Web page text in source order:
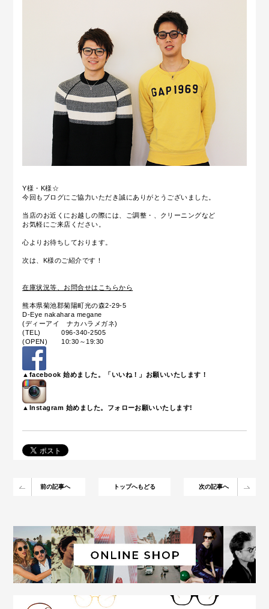
Y様・K様☆
今回もブログにご協力いただき誠にありがとうございました。
当店のお近くにお越しの際には、ご調整・、クリーニングなど
お気軽にご来店ください。
心よりお待ちしております。
次は、K様のご紹介です！
在庫状況等、お問合せはこちらから
熊本県菊池郡菊陽町光の森2-29-5
D-Eye nakahara megane
(ディーアイ ナカハラメガネ)
(TEL) 096-340-2505
(OPEN) 10:30～19:30
▲facebook 始めました。「いいね！」お願いいたします！
▲Instagram 始めました。フォローお願いいたします!
前の記事へ トップへもどる 次の記事へ